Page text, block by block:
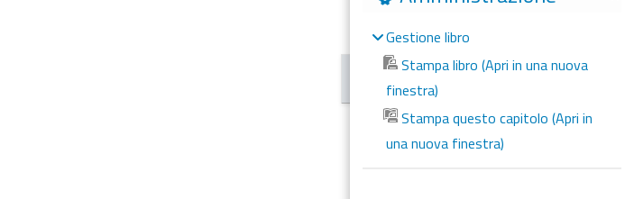
Gestione libro
Stampa libro (Apri in una nuova
finestra)
Stampa questo capitolo (Apri in
una nuova finestra)